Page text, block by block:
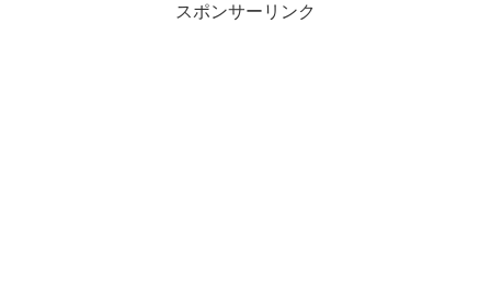
スポンサーリンク